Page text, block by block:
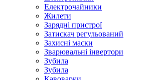
Електрочайники
Жилети
Зарядні пристрої
Затискач регульований
Захисні маски
Зварювальні інвертори
Зубила
Зубила